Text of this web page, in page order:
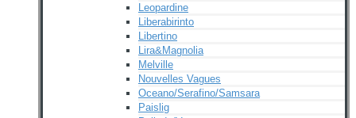
Leopardine
Liberabirinto
Libertino
Lira&Magnolia
Melville
Nouvelles Vagues
Oceano/Serafino/Samsara
Paislig